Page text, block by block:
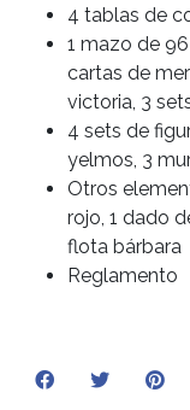
4 tablas de
1 mazo de
cartas de
victoria, 3
4 sets de
yelmos, 3
Otros
rojo, 1 dado
flota bárbara
Reglamento